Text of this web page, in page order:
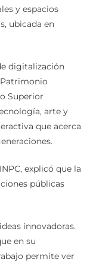
y espacios
ubicada en
digitalización
Superior
arte y
que acerca
explicó que la
públicas
innovadoras.
en su
permite ver